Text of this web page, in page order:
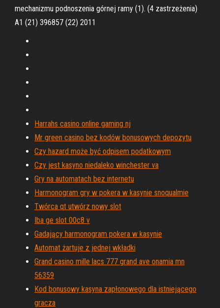
mechanizmu podnoszenia górnej ramy (1). (4 zastrzeżenia)
A1 (21) 396857 (22) 2011
Harrahs casino online gaming nj
Mr green casino bez kodów bonusowych depozytu
Czy hazard może być odpisem podatkowym
Czy jest kasyno niedaleko winchester va
Gry na automatach bez internetu
Harmonogram gry w pokera w kasynie snoqualmie
Twórca qt utwórz nowy slot
Iba ge slot 00c8 v
Gadający harmonogram pokera w kasynie
Automat żartuje z jednej wkładki
Grand casino mille lacs 777 grand ave onamia mn
56359
Kod bonusowy kasyna zapłonowego dla istniejącego
gracza